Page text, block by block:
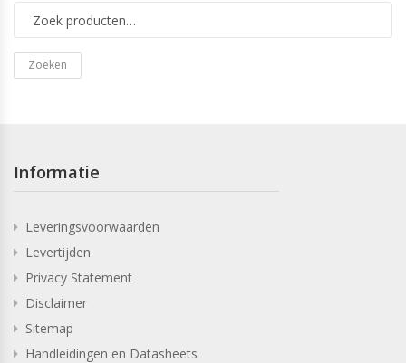
Zoeken
Informatie
Leveringsvoorwaarden
Levertijden
Privacy Statement
Disclaimer
Sitemap
Handleidingen en Datasheets